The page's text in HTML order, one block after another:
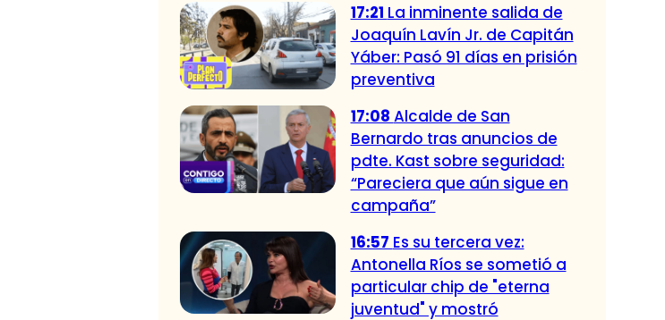
17:21 La inminente salida de
Joaquín Lavín Jr. de Capitán
Yáber: Pasó 91 días en prisión
preventiva
17:08 Alcalde de San
Bernardo tras anuncios de
pdte. Kast sobre seguridad:
“Pareciera que aún sigue en
campaña”
16:57 Es su tercera vez:
Antonella Ríos se sometió a
particular chip de "eterna
juventud" y mostró